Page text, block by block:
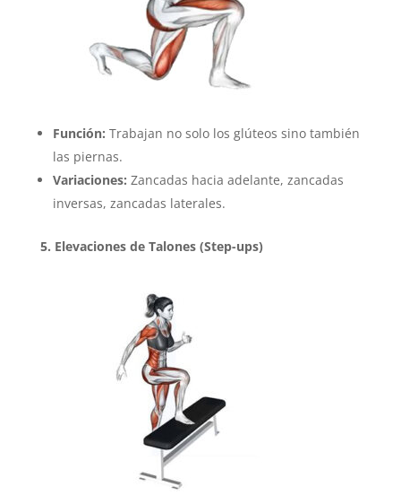
Función: Trabajan no solo los glúteos sino también
las piernas.
Variaciones: Zancadas hacia adelante, zancadas
inversas, zancadas laterales.
5. Elevaciones de Talones (Step-ups)